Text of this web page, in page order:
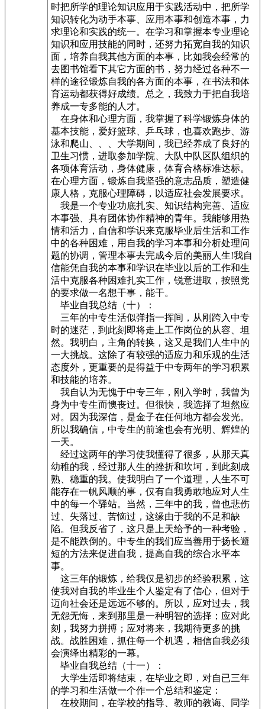
时把所学的理论知识应用于实践活动中，把所学
知识转化为动手本事、应用本事和创造本事，力
求理论和实践的统一。在学习和掌握本专业理论
知识和应用技能的同时，还努力拓宽自我的知识
面，培养自我其他方面的本事，比如我会经常的
去图书馆看下其它方面的书，努力经过各种不一
样的途径锻炼自我的各方面的本事，在书法和体
育运动都获得好成绩。总之，我致力于把自我培
养成一专多能的人才。
在身体和心理方面，我掌握了科学锻炼身体的
基本技能，爱好篮球、乒乓球，也喜欢跑步、游
泳和爬山、、、大学期间，我已经养成了良好的
卫生习惯，进取参加学院、大队中队区队组织的
各项体育活动，身体健康，体育合格标准达标。
在心理方面，锻炼自我坚强的意志品质，塑造健
康人格，克服心理障碍，以适应社会发展要求。
我是一个专业功底扎实、知识结构完善、适应
本事强、具有团体协作精神的青年。我能够用热
情和活力，自信和学识来克服毕业后生活和工作
中的各种困难，用自我的学习本事和分析处理问
题的协调，管理本事去完成今后的美丽人生!我自
信能凭自我的本事和学识在毕业以后的工作和生
活中克服各种困难扎实工作，锐意进取，按照党
的要求做一名想干事，能干。
毕业自我总结（十）：
三年的中专生活似弹指一挥间，从刚跨入中专
时的迷茫，到此刻即将走上工作岗位的从容、坦
然。我明白，主角的转换，这又是我们人生中的
一大挑战。这除了有较强的适应力和乐观的生活
态度外，更重要的是得益于中专两年的学习积累
和技能的培养。
我自认为无愧于中专三年，刚入学时，我曾为
身为中专生而懊丧过。但很快，我选择了坦然应
对。因为我深信，是金子在任何地方都会发光。
所以我确信，中专生的前途也会有光明、辉煌的
一天。
经过这两年的学习使我懂得了很多，从那天真
幼稚的我，经过那人生的挫折和坎坷，到此刻成
熟、稳重的我。使我明白了一个道理，人生不可
能存在一帆风顺的事，仅有自我勇敢地应对人生
中的每一个驿站。当然，三年中的我，曾也悲伤
过、失落过、苦恼过，这缘由于我的不足和缺
陷。但我反省了，这只是上天给予的一种考验，
是不能跌倒的。中专生的我们应当善用于扬长避
短的方法来促进自我，提高自我的综合水平本
事。
这三年的锻炼，给我仅是初步的经验积累，这
使我对自我的毕业生个人鉴定有了信心，但对于
迈向社会还是远远不够的。所以，应对过去，我
无怨无悔，来到那里是一种明智的选择；应对此
刻，我努力拼搏；应对将来，我期待更多的挑
战。战胜困难，抓住每一个机遇，相信自我必须
会演绎出精彩的一幕。
毕业自我总结（十一）：
大学生活即将结束，在毕业之即，对自已三年
的学习和生活做一个作一个总结和鉴定：
在校期间，在学校的指导、教师的教诲、同学